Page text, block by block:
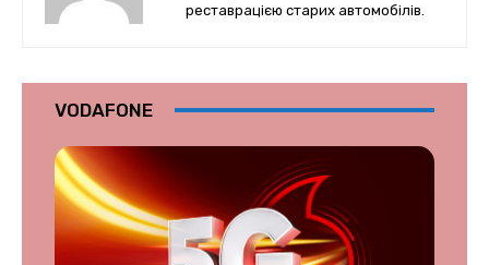
реставрацією старих автомобілів.
VODAFONE